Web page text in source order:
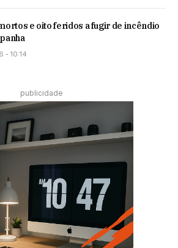
e oito feridos a fugir de incêndio
- 10:14
publicidade